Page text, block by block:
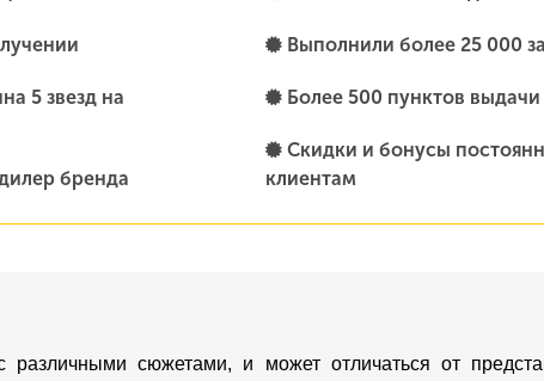
5 звезд на
бренда
Выполнили более 25 000
Более 500 пунктов
Скидки и бонусы
клиентам
различными сюжетами, и может отличаться от